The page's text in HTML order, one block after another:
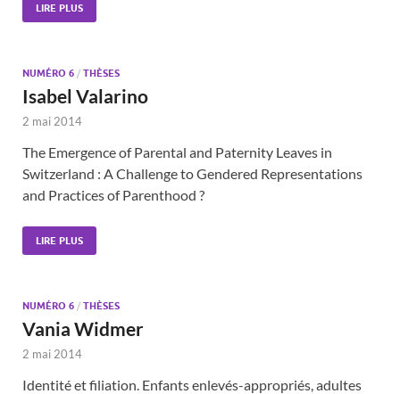
LIRE PLUS
NUMÉRO 6 / THÈSES
Isabel Valarino
2 mai 2014
The Emergence of Parental and Paternity Leaves in
Switzerland : A Challenge to Gendered Representations
and Practices of Parenthood ?
LIRE PLUS
NUMÉRO 6 / THÈSES
Vania Widmer
2 mai 2014
Identité et filiation. Enfants enlevés-appropriés, adultes